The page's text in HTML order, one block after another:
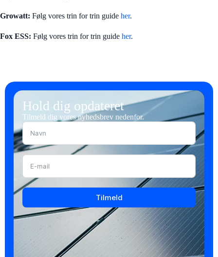
Growatt: Følg vores trin for trin guide her.
Fox ESS: Følg vores trin for trin guide her.
Hold dig opdateret
Tilmeld dig vores nyhedsbrev nedenfor.
Tilmeld